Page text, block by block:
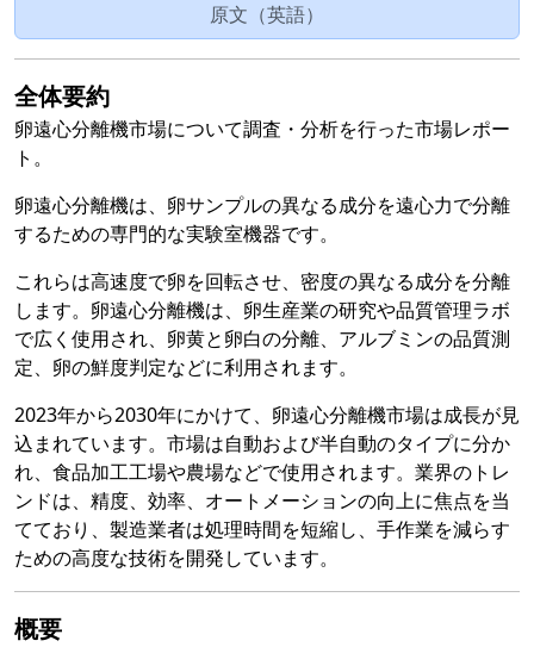
原文（英語）
全体要約
卵遠心分離機市場について調査・分析を行った市場レポー
ト。
卵遠心分離機は、卵サンプルの異なる成分を遠心力で分離
するための専門的な実験室機器です。
これらは高速度で卵を回転させ、密度の異なる成分を分離
します。卵遠心分離機は、卵生産業の研究や品質管理ラボ
で広く使用され、卵黄と卵白の分離、アルブミンの品質測
定、卵の鮮度判定などに利用されます。
2023年から2030年にかけて、卵遠心分離機市場は成長が見
込まれています。市場は自動および半自動のタイプに分か
れ、食品加工工場や農場などで使用されます。業界のトレ
ンドは、精度、効率、オートメーションの向上に焦点を当
てており、製造業者は処理時間を短縮し、手作業を減らす
ための高度な技術を開発しています。
概要